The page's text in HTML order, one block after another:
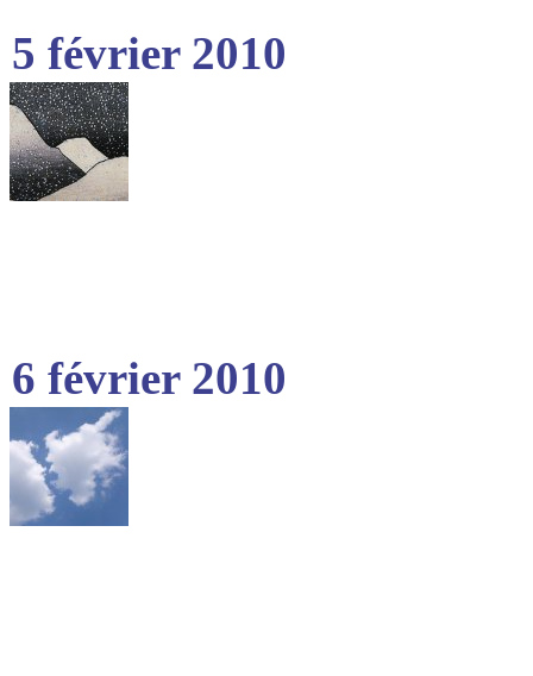
5 février 2010
6 février 2010